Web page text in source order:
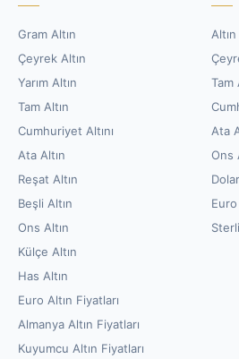
Gram Altın
Çeyrek Altın
Yarım Altın
Tam Altın
Cumhuriyet Altını
Ata Altın
Reşat Altın
Beşli Altın
Ons Altın
Külçe Altın
Has Altın
Euro Altın Fiyatları
Almanya Altın Fiyatları
Kuyumcu Altın Fiyatları
Tam
Ata
Ons
Euro